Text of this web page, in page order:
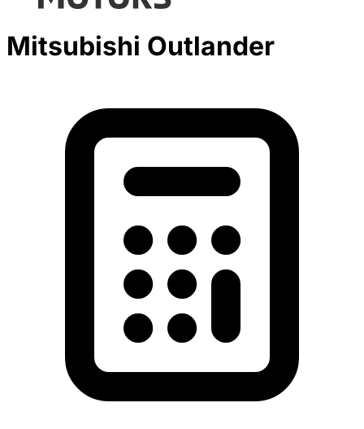
Mitsubishi Outlander